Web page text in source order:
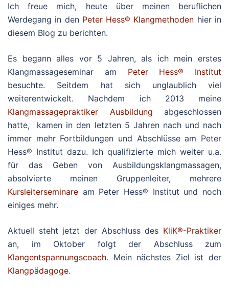
Ich freue mich, heute über meinen beruflichen
Werdegang in den Peter Hess® Klangmethoden hier in
diesem Blog zu berichten.
Es begann alles vor 5 Jahren, als ich mein erstes
Klangmassageseminar am Peter Hess® Institut
besuchte. Seitdem hat sich unglaublich viel
weiterentwickelt. Nachdem ich 2013 meine
Klangmassagepraktiker Ausbildung abgeschlossen
hatte, kamen in den letzten 5 Jahren nach und nach
immer mehr Fortbildungen und Abschlüsse am Peter
Hess® Institut dazu. Ich qualifizierte mich weiter u.a.
für das Geben von Ausbildungsklangmassagen,
absolvierte meinen Gruppenleiter, mehrere
Kursleiterseminare am Peter Hess® Institut und noch
einiges mehr.
Aktuell steht jetzt der Abschluss des KliK®-Praktiker
an, im Oktober folgt der Abschluss zum
Klangentspannungscoach. Mein nächstes Ziel ist der
Klangpädagoge.